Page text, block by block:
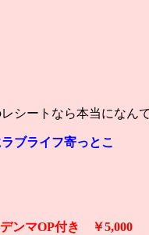
シートなら本当になん
ブライフ寄っとこ
ンマOP付き ￥5,000